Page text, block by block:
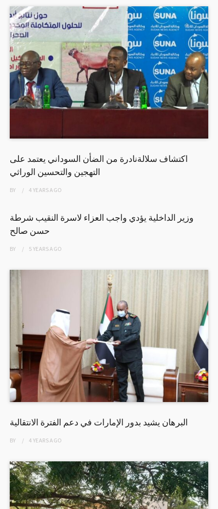
اكتشاف سلالةنادرة من الضأن السوداني يعتمد على
التهجين والتحسين الوراثي
BY 4 YEARSAGO
وزير الداخلية يؤدي واجب العزاء لاسرة النقيب شرطة
حسن صالح
BY 5 YEARSAGO
البرهان يشيد بدور الإمارات في دعم الفترة الانتقالية
BY 4 YEARSAGO